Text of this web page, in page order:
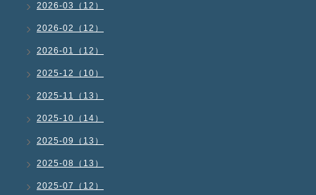
2026-03（12）
2026-02（12）
2026-01（12）
2025-12（10）
2025-11（13）
2025-10（14）
2025-09（13）
2025-08（13）
2025-07（12）